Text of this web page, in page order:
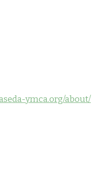
ymca.org/about/